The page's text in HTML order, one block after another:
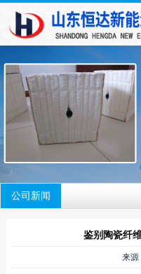
公司新闻
鉴别陶瓷纤
来